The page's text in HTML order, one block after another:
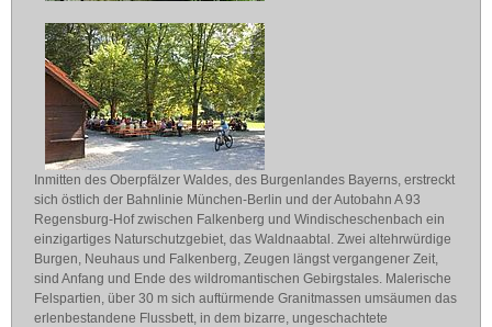
Inmitten des Oberpfälzer Waldes, des Burgenlandes Bayerns, erstreckt
sich östlich der Bahnlinie München-Berlin und der Autobahn A 93
Regensburg-Hof zwischen Falkenberg und Windischeschenbach ein
einzigartiges Naturschutzgebiet, das Waldnaabtal. Zwei altehrwürdige
Burgen, Neuhaus und Falkenberg, Zeugen längst vergangener Zeit,
sind Anfang und Ende des wildromantischen Gebirgstales. Malerische
Felspartien, über 30 m sich auftürmende Granitmassen umsäumen das
erlenbestandene Flussbett, in dem bizarre, ungeschachtete